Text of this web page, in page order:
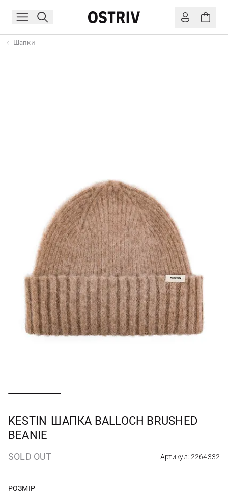
Шапки
KESTIN ШАПКА BALLOCH BRUSHED
BEANIE
SOLD OUT Артикул: 2264332
РОЗМІР